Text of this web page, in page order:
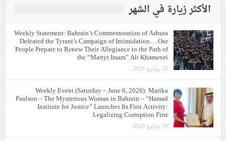
الأكثر زيارة في الشهر
Weekly Statement: Bahrain’s Commemoration of Ashura
Defeated the Tyrant’s Campaign of Intimidation… Our
People Prepare to Renew Their Allegiance to the Path of
the “Martyr Imam” Ali Khamenei
30 يونيو 2026
Weekly Event (Saturday – June 6, 2026): Marika
Paulson – The Mysterious Woman in Bahrain – “Hamad
Institute for Justice” Launches Its First Activity:
Legalizing Corruption First
08 يونيو 2026